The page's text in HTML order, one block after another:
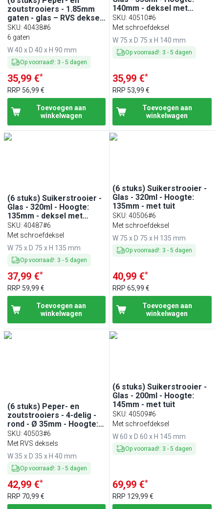
zoutstrooiers - 1.85mm
gaten - glas – RVS deksel
- Hoogte: 90mm
SKU: 40438#6
6 gaten
W 40 x D 40 x H 90 mm
Op voorraad!: 3 - 5 dagen
35,99 €*
RRP 56,99 €
Toevoegen aan
winkelwagen
140mm - deksel met
klepje
SKU:40510#6
Met schroefdeksel
W 75 x D 75 x H 140 mm
Op voorraad!: 3 -5 dagen
35,99 €*
RRP 53,99 €
Toevoegen aan
winkelwagen
(6 stuks) Suikerstrooier -
Glas - 320ml - Hoogte:
135mm - deksel met
klepje
SKU: 40487#6
Met schroefdeksel
W 75 x D 75 x H 135 mm
Op voorraad!: 3 - 5 dagen
37,99 €*
RRP 59,99 €
Toevoegen aan
winkelwagen
(6 stuks) Suikerstrooier -
Glas - 320ml - Hoogte:
135mm - met tuit
SKU:40506#6
Met schroefdeksel
W 75 x D 75 x H 135 mm
Op voorraad!: 3 -5 dagen
40,99 €*
RRP65,99 €
Toevoegen aan
winkelwagen
(6 stuks) Peper- en
zoutstrooiers - 4-delig -
rond - Ø 35mm - Hoogte:
40mm - glas – RVS deksel
SKU: 40503#6
Met RVS deksels
W 35 x D 35 x H 40 mm
Op voorraad!: 3 - 5 dagen
42,99 €*
RRP 70,99 €
(6 stuks) Suikerstrooier -
Glas - 200ml - Hoogte:
145mm - met tuit
SKU:40509#6
Met schroefdeksel
W 60 x D 60 x H 145 mm
Op voorraad!: 3 -5 dagen
69,99 €*
RRP 129,99 €